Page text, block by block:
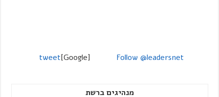
tweet[Google] Follow @leadersnet
מנהיגים ברשת